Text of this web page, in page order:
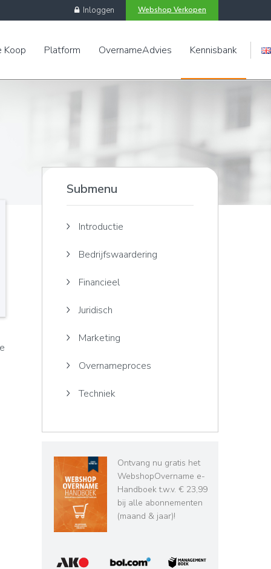
Webshop Verkopen
Inloggen
Engels
Koop Platform OvernameAdvies Kennisbank
Submenu
Introductie
Bedrijfswaardering
Financieel
Juridisch
Marketing
Overnameproces
Techniek
Ontvang nu gratis het
WebshopOvername e-
Handboek t.w.v. € 23,99
bij alle abonnementen
(maand & jaar)!